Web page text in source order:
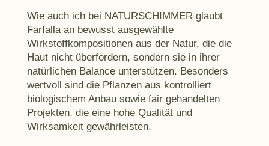
Wie auch ich bei NATURSCHIMMER glaubt
Farfalla an bewusst ausgewählte
Wirkstoffkompositionen aus der Natur, die die
Haut nicht überfordern, sondern sie in ihrer
natürlichen Balance unterstützen. Besonders
wertvoll sind die Pflanzen aus kontrolliert
biologischem Anbau sowie fair gehandelten
Projekten, die eine hohe Qualität und
Wirksamkeit gewährleisten.